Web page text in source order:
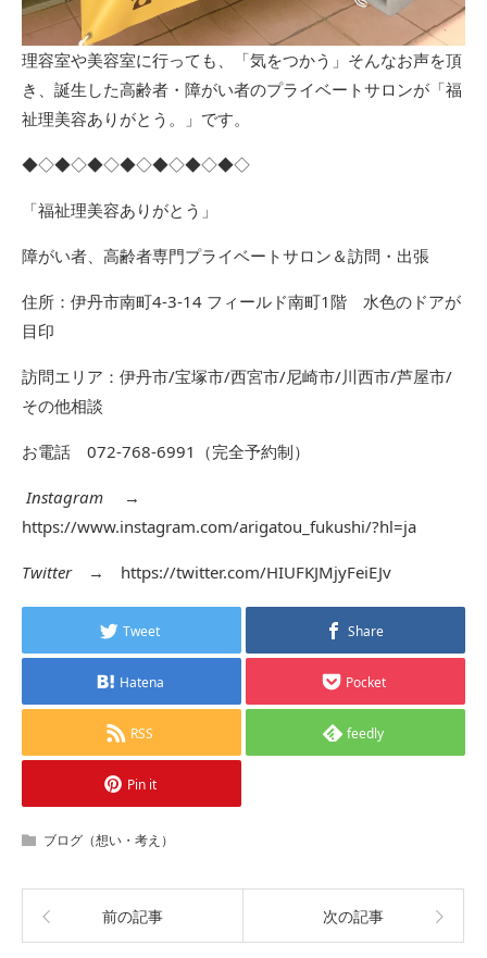
理容室や美容室に行っても、「気をつかう」そんなお声を頂
き、誕生した高齢者・障がい者のプライベートサロンが「福
祉理美容ありがとう。」です。
◆◇◆◇◆◇◆◇◆◇◆◇◆◇
「福祉理美容ありがとう」
障がい者、高齢者専門プライベートサロン＆訪問・出張
住所：伊丹市南町4-3-14 フィールド南町1階 水色のドアが
目印
訪問エリア：伊丹市/宝塚市/西宮市/尼崎市/川西市/芦屋市/
その他相談
お電話 072-768-6991（完全予約制）
Instagram →
https://www.instagram.com/arigatou_fukushi/?hl=ja
Twitter→ https://twitter.com/HIUFKJMjyFeiEJv
Tweet Share
Hatena Pocket
RSS feedly
Pin it
ブログ（想い・考え）
前の記事 次の記事